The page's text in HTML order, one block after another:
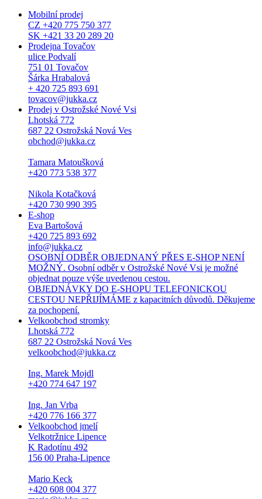
Mobilní prodej
CZ +420 775 750 377
SK +421 33 20 289 20
Prodejna Tovačov
ulice Podvalí
751 01 Tovačov
Šárka Hrabalová
+ 420 725 893 691
tovacov@jukka.cz
Prodej v Ostrožské Nové Vsi
Lhotská 772
687 22 Ostrožská Nová Ves
obchod@jukka.cz
Tamara Matoušková
+420 773 538 377
Nikola Kotačková
+420 730 990 395
E-shop
Eva Bartošová
+420 725 893 692
info@jukka.cz
OSOBNÍ ODBĚR OBJEDNANÝ PŘES E-SHOP NENÍ
MOŽNÝ. Osobní odběr v Ostrožské Nové Vsi je možné
objednat pouze výše uvedenou cestou.
OBJEDNÁVKY DO E-SHOPU TELEFONICKOU
CESTOU NEPŘIJÍMÁME z kapacitních důvodů. Děkujeme
za pochopení.
Velkoobchod stromky
Lhotská 772
687 22 Ostrožská Nová Ves
velkoobchod@jukka.cz
Ing. Marek Mojdl
+420 774 647 197
Ing. Jan Vrba
+420 776 166 377
Velkoobchod jmelí
Velkotržnice Lipence
K Radotínu 492
156 00 Praha-Lipence
Mario Keck
+420 608 004 377